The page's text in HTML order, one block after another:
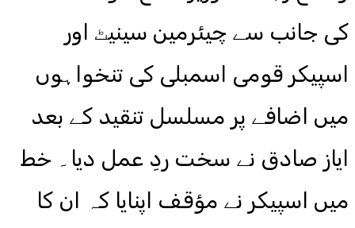
کی جانب سے چیئرمین سینیٹ اور
اسپیکر قومی اسمبلی کی تنخواہوں
میں اضافے پر مسلسل تنقید کے بعد
ایاز صادق نے سخت ردِ عمل دیا۔ خط
میں اسپیکر نے مؤقف اپنایا کہ ان کا